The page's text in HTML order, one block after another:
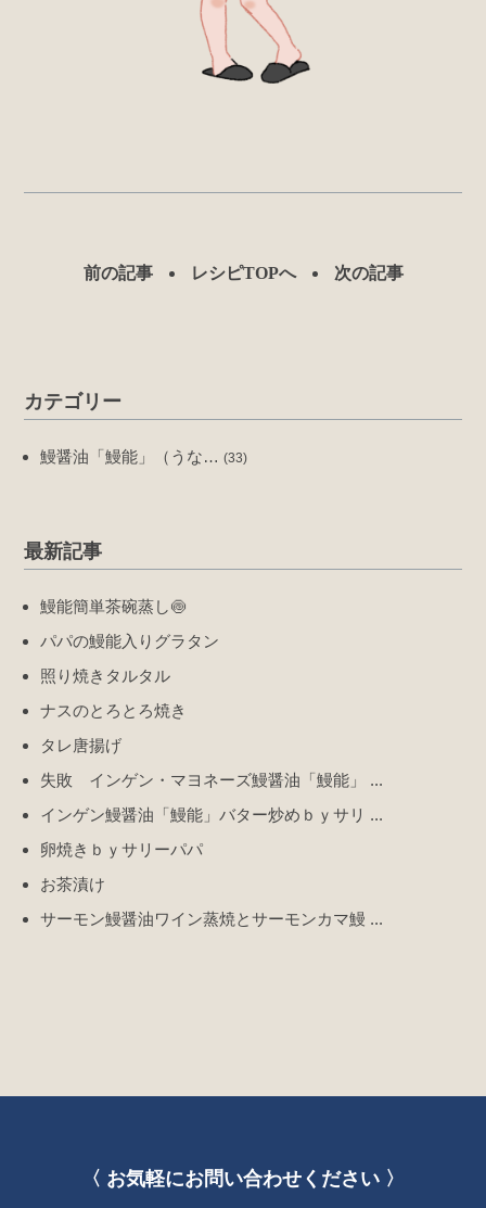
前の記事 レシピTOPへ 次の記事
カテゴリー
鰻醤油「鰻能」（うな…(33)
最新記事
鰻能簡単茶碗蒸し🍥
パパの鰻能入りグラタン
照り焼きタルタル
ナスのとろとろ焼き
タレ唐揚げ
失敗 インゲン・マヨネーズ鰻醤油「鰻能」 ...
インゲン鰻醤油「鰻能」バター炒めｂｙサリ ...
卵焼きｂｙサリーパパ
お茶漬け
サーモン鰻醤油ワイン蒸焼とサーモンカマ鰻 ...
〈 お気軽にお問い合わせください 〉